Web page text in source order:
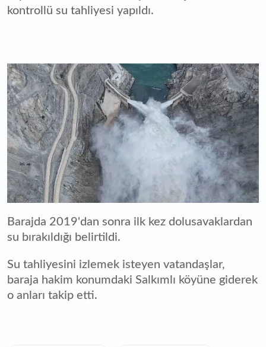
kontrollü su tahliyesi yapıldı.
Barajda 2019'dan sonra ilk kez dolusavaklardan
su bırakıldığı belirtildi.
Su tahliyesini izlemek isteyen vatandaşlar,
baraja hakim konumdaki Salkımlı köyüne giderek
o anları takip etti.